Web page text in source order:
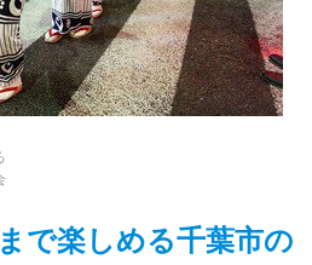
で楽しめる千葉市の